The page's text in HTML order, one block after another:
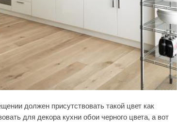
должен присутствовать такой цвет как
для декора кухни обои черного цвета, а вот